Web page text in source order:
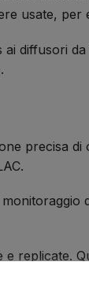
usate,
diffusori
precisa
e replicate.